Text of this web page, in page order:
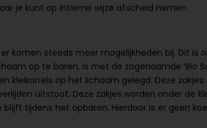
je kunt op intieme wijze afscheid nemen.
komen steeds meer mogelijkheden bij. Dit is
op te baren, is met de zogenaamde ‘Bio
kleikorrels op het lichaam gelegd. Deze
uitstoot. Deze zakjes worden onder de
tijdens het opbaren. Hierdoor is er geen